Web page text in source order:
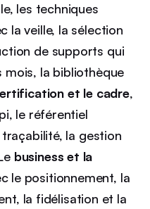
les techniques
la veille, la sélection
de supports qui
mois, la bibliothèque
et le cadre,
le référentiel
la gestion
business et la
le positionnement, la
la fidélisation et la